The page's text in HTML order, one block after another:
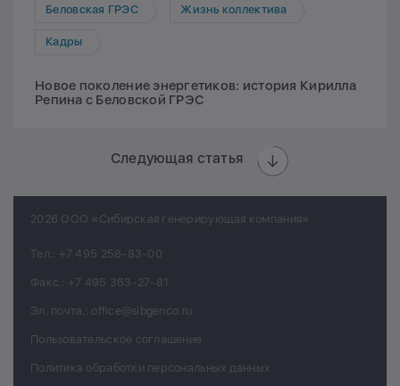
Беловская ГРЭС Жизнь коллектива
Кадры
Новое поколение энергетиков: история Кирилла
Репина с Беловской ГРЭС
Следующая статья
2026 ООО «Сибирская генерирующая компания»
Тел.: +7 495 258-83-00
Факс.: +7 495 363-27-81
Эл. почта.: office@sibgenco.ru
Пользовательское соглашение
Политика обработки персональных данных